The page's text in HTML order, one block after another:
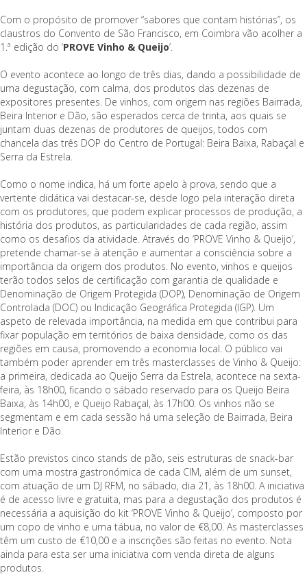
Com o propósito de promover “sabores que contam histórias”, os
claustros do Convento de São Francisco, em Coimbra vão acolher a
1.ª edição do ‘PROVE Vinho & Queijo’.
O evento acontece ao longo de três dias, dando a possibilidade de
uma degustação, com calma, dos produtos das dezenas de
expositores presentes. De vinhos, com origem nas regiões Bairrada,
Beira Interior e Dão, são esperados cerca de trinta, aos quais se
juntam duas dezenas de produtores de queijos, todos com
chancela das três DOP do Centro de Portugal: Beira Baixa, Rabaçal e
Serra da Estrela.
Como o nome indica, há um forte apelo à prova, sendo que a
vertente didática vai destacar-se, desde logo pela interação direta
com os produtores, que podem explicar processos de produção, a
história dos produtos, as particularidades de cada região, assim
como os desafios da atividade. Através do ‘PROVE Vinho & Queijo’,
pretende chamar-se à atenção e aumentar a consciência sobre a
importância da origem dos produtos. No evento, vinhos e queijos
terão todos selos de certificação com garantia de qualidade e
Denominação de Origem Protegida (DOP), Denominação de Origem
Controlada (DOC) ou Indicação Geográfica Protegida (IGP). Um
aspeto de relevada importância, na medida em que contribui para
fixar população em territórios de baixa densidade, como os das
regiões em causa, promovendo a economia local. O público vai
também poder aprender em três masterclasses de Vinho & Queijo:
a primeira, dedicada ao Queijo Serra da Estrela, acontece na sexta-
feira, às 18h00, ficando o sábado reservado para os Queijo Beira
Baixa, às 14h00, e Queijo Rabaçal, às 17h00. Os vinhos não se
segmentam e em cada sessão há uma seleção de Bairrada, Beira
Interior e Dão.
Estão previstos cinco stands de pão, seis estruturas de snack-bar
com uma mostra gastronómica de cada CIM, além de um sunset,
com atuação de um DJ RFM, no sábado, dia 21, às 18h00. A iniciativa
é de acesso livre e gratuita, mas para a degustação dos produtos é
necessária a aquisição do kit ‘PROVE Vinho & Queijo’, composto por
um copo de vinho e uma tábua, no valor de €8,00. As masterclasses
têm um custo de €10,00 e a inscrições são feitas no evento. Nota
ainda para esta ser uma iniciativa com venda direta de alguns
produtos.